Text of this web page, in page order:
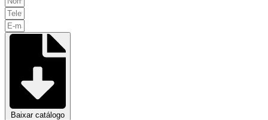
Baixar catálogo